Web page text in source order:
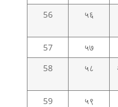
56
५६
57
५७
58
५८
59
५९